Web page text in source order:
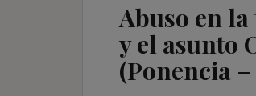
Abuso en
y el asunto
(Ponencia